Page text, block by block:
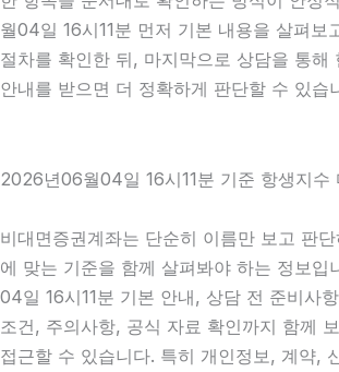
월04일 16시11분 먼저 기본 내용을 살펴보
절차를 확인한 뒤, 마지막으로 상담을 통해
안내를 받으면 더 정확하게 판단할 수 있습
2026년06월04일 16시11분 기준 항생지수
비대면증권계좌는 단순히 이름만 보고 판
에 맞는 기준을 함께 살펴봐야 하는 정보입
04일 16시11분 기본 안내, 상담 전 준비사
조건, 주의사항, 공식 자료 확인까지 함께
접근할 수 있습니다. 특히 개인정보, 계약,